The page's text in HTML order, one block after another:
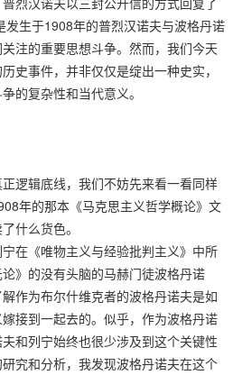
生于1908年的普烈汉诺夫与波格丹诺
注的重要思想斗争。然而，我们今天
史事件，并非仅仅是绽出一种史实，
的复杂性和当代意义。
逻辑底线，我们不妨先来看一看同样
年的那本《马克思主义哲学概论》文
什么货色。
在《唯物主义与经验批判主义》中所
》的没有头脑的马赫门徒波格丹诺
作为布尔什维克者的波格丹诺夫是如
接到一起去的。似乎，作为波格丹诺
和列宁始终也很少涉及到这个关键性
究和分析，我发现波格丹诺夫在这个